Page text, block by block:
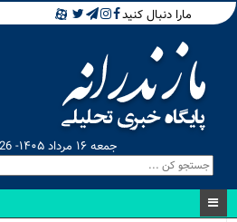
مارا دنبال کنید
جمعه ۱۶ مرداد ۱۴۰۵- Aug 7 2026